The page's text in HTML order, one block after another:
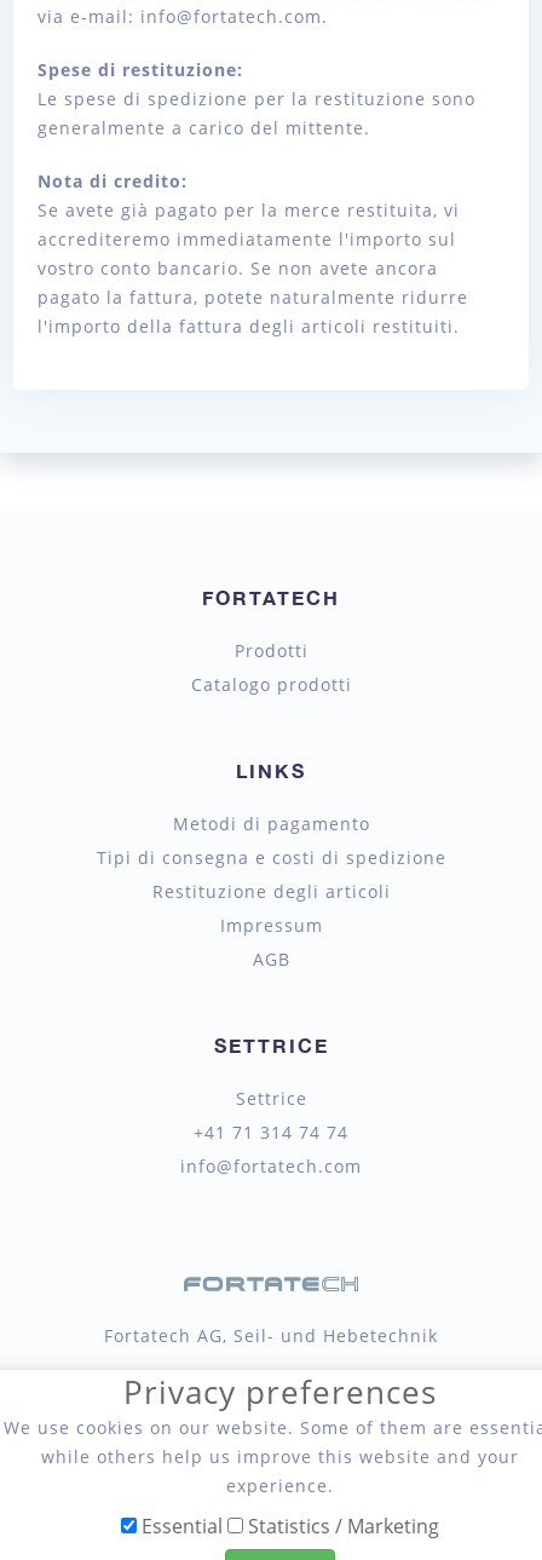
via e-mail: info@fortatech.com.
Spese di restituzione:
Le spese di spedizione per la restituzione sono
generalmente a carico del mittente.
Nota di credito:
Se avete già pagato per la merce restituita, vi
accrediteremo immediatamente l'importo sul
vostro conto bancario. Se non avete ancora
pagato la fattura, potete naturalmente ridurre
l'importo della fattura degli articoli restituiti.
FORTATECH
Prodotti
Catalogo prodotti
LINKS
Metodi di pagamento
Tipi di consegna e costi di spedizione
Restituzione degli articoli
Impressum
AGB
SETTRICE
Settrice
+41 71 314 74 74
info@fortatech.com
Fortatech AG, Seil- und Hebetechnik
Copyright 2026 Fortatech AG, Seil- und Hebetechnik
Privacy preferences
We use cookies on our website. Some of them are
while others help us improve this website and your
experience.
Essential Statistics / Marketing